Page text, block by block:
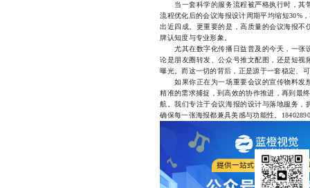
当一套科学的服务流程被严格执行时，其
流程优化后的会议海报设计周期平均缩短30%
出近四成。更重要的是，高质量的会议海报
牌认知度与专业形象。
尤其在数字化传播日益普及的今天，一张
论是朋友圈转发、公众号推文配图，还是短
曝光。而这一切的背后，正是源于一套稳定、
如果你正在为一场重要会议的宣传物料发
精准的需求捕捉，到高效的协作推进，再到最
航。我们专注于会议海报的设计与落地服务
确保每一张海报都兼具美感与功能性。